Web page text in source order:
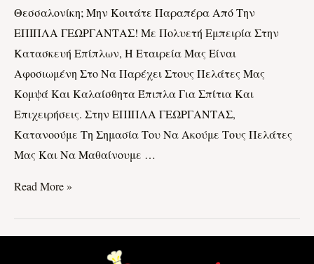
Θεσσαλονίκη; Μην Κοιτάτε Παραπέρα Από Την
ΕΠΙΠΛΑ ΓΕΩΡΓΑΝΤΑΣ! Με Πολυετή Εμπειρία Στην
Κατασκευή Επίπλων, Η Εταιρεία Μας Είναι
Αφοσιωμένη Στο Να Παρέχει Στους Πελάτες Μας
Κομψά Και Καλαίσθητα Έπιπλα Για Σπίτια Και
Επιχειρήσεις. Στην ΕΠΙΠΛΑ ΓΕΩΡΓΑΝΤΑΣ,
Κατανοούμε Τη Σημασία Του Να Ακούμε Τους Πελάτες
Μας Και Να Μαθαίνουμε …
Read More »